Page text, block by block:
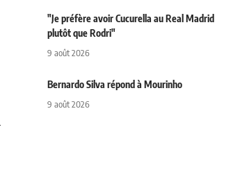
"Je préfère avoir Cucurella au Real Madrid
plutôt que Rodri"
9 août 2026
Bernardo Silva répond à Mourinho
9 août 2026